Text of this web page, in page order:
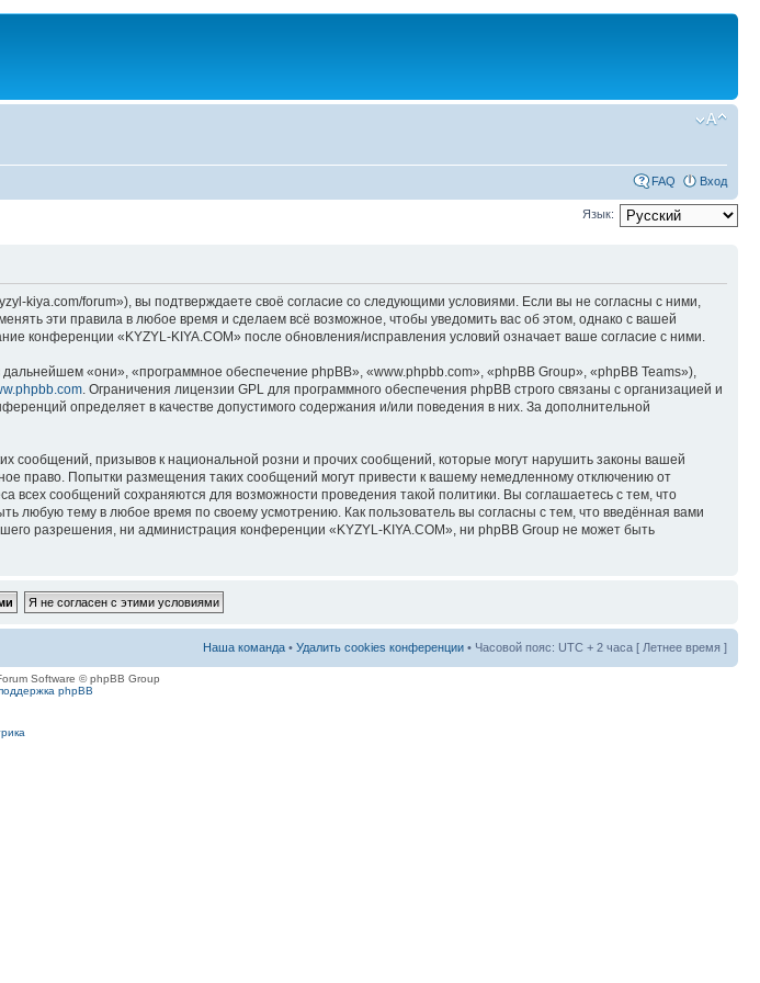
FAQ Вход
Язык:
kiya.com/forum»), вы подтверждаете своё согласие со следующими условиями. Если вы не согласны с ними,
эти правила в любое время и сделаем всё возможное, чтобы уведомить вас об этом, однако с вашей
конференции «KYZYL-KIYA.COM» после обновления/исправления условий означает ваше согласие с ними.
«они», «программное обеспечение phpBB», «www.phpbb.com», «phpBB Group», «phpBB Teams»),
. Ограничения лицензии GPL для программного обеспечения phpBB строго связаны с организацией и
определяет в качестве допустимого содержания и/или поведения в них. За дополнительной
сообщений, призывов к национальной розни и прочих сообщений, которые могут нарушить законы вашей
право. Попытки размещения таких сообщений могут привести к вашему немедленному отключению от
сообщений сохраняются для возможности проведения такой политики. Вы соглашаетесь с тем, что
любую тему в любое время по своему усмотрению. Как пользователь вы согласны с тем, что введённая вами
разрешения, ни администрация конференции «KYZYL-KIYA.COM», ни phpBB Group не может быть
Наша команда • Удалить cookies конференции • Часовой пояс: UTC + 2 часа [ Летнее время ]
Software © phpBB Group
phpBB